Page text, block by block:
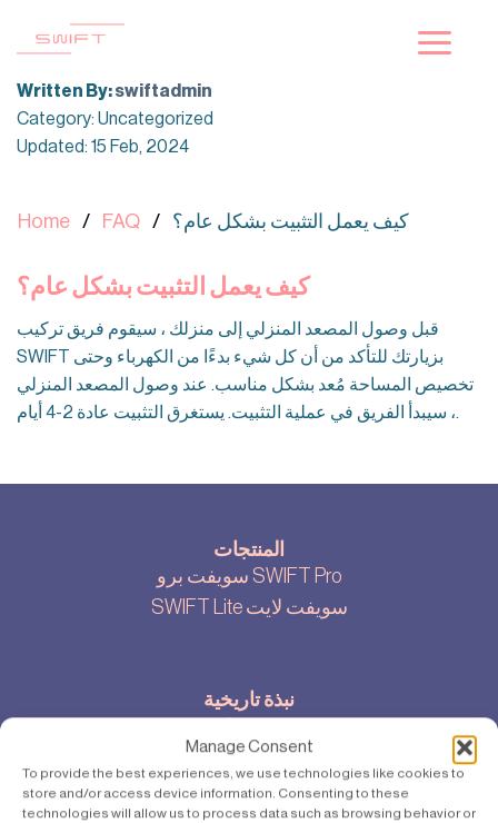
Manage Consent
To provide the best experiences, we use technologies like cookies to
store and/or access device information. Consenting to these
technologies will allow us to process data such as browsing behavior or
Written By:swiftadmin
Category: Uncategorized
Updated: 15 Feb, 2024
Home FAQ كيف يعمل التثبيت بشكل عام؟
كيف يعمل التثبيت بشكل عام؟
قبل وصول المصعد المنزلي إلى منزلك ، سيقوم فريق تركيب
SWIFT بزيارتك للتأكد من أن كل شيء بدءًا من الكهرباء وحتى
تخصيص المساحة مُعد بشكل مناسب. عند وصول المصعد المنزلي
، سيبدأ الفريق في عملية التثبيت. يستغرق التثبيت عادة 2-4 أيام.
المنتجات
سويفت برو SWIFT Pro
SWIFT Lite سويفت لايت
نبذة تاريخية
إعدادات ملفات تعريف الارتباط
سياسة الخصوصية